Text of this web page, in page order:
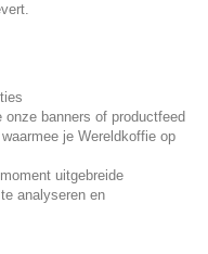
banners of productfeed
je Wereldkoffie op
uitgebreide
analyseren en